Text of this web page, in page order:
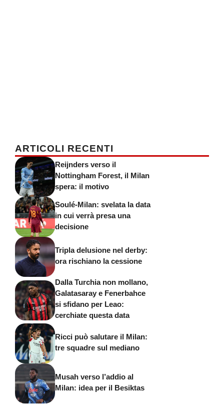
ARTICOLI RECENTI
Reijnders verso il
Nottingham Forest, il Milan
spera: il motivo
Soulé-Milan: svelata la data
in cui verrà presa una
decisione
Tripla delusione nel derby:
ora rischiano la cessione
Dalla Turchia non mollano,
Galatasaray e Fenerbahce
si sfidano per Leao:
cerchiate questa data
Ricci può salutare il Milan:
tre squadre sul mediano
Musah verso l’addio al
Milan: idea per il Besiktas